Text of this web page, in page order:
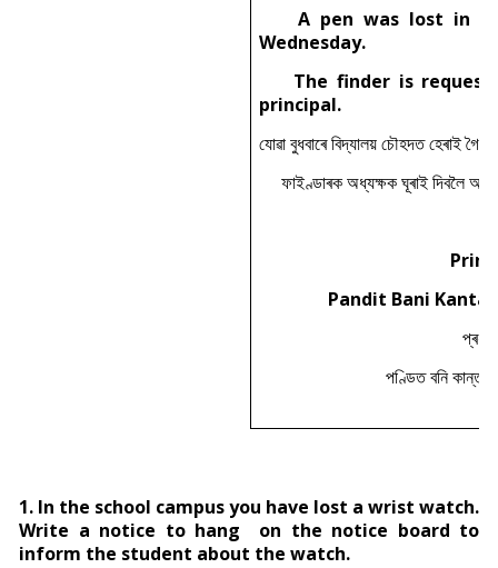
A pen was lost in
Wednesday.
The finder is
principal.
যোৱা বুধবাৰে বিদ্যালয় চৌহদত হেৰাই
ফাইণ্ডাৰক অধ্যক্ষক ঘূৰাই দিবলৈ
Pandit Bani Kanta
প্ৰধান
পণ্ডিত বনি কান্ত
1. In the school campus you have lost a wrist watch.
Write a notice to hang on the notice board to
inform the student about the watch.